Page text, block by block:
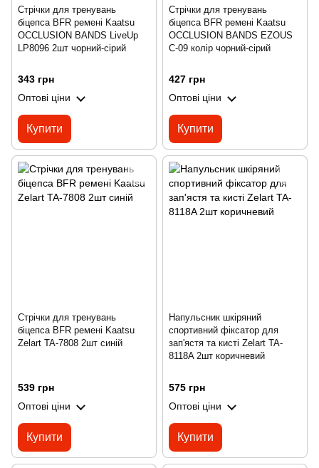
Стрічки для тренувань
біцепса BFR ремені Kaatsu
OCCLUSION BANDS LiveUp
LP8096 2шт чорний-сірий
343 грн
Оптові ціни
Купити
Стрічки для тренувань
біцепса BFR ремені Kaatsu
OCCLUSION BANDS EZOUS
C-09 колір чорний-сірий
427 грн
Оптові ціни
Купити
Стрічки для тренувань
біцепса BFR ремені Kaatsu
Zelart TA-7808 2шт синій
539 грн
Оптові ціни
Купити
Напульсник шкіряний
спортивний фіксатор для
зап'ястя та кисті Zelart TA-
8118A 2шт коричневий
575 грн
Оптові ціни
Купити